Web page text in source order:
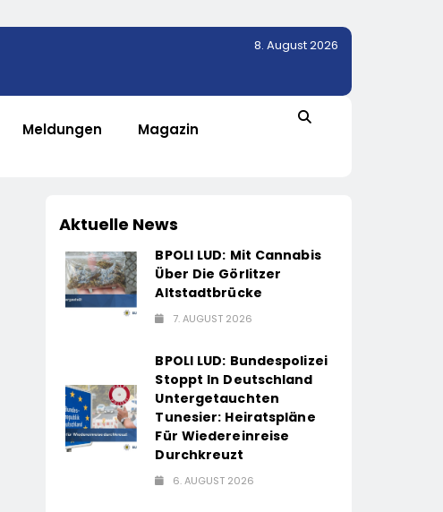
8. August 2026
Meldungen Magazin
Aktuelle News
BPOLI LUD: Mit Cannabis
Über Die Görlitzer
Altstadtbrücke
7. AUGUST 2026
BPOLI LUD: Bundespolizei
Stoppt In Deutschland
Untergetauchten
Tunesier: Heiratspläne
Für Wiedereinreise
Durchkreuzt
6. AUGUST 2026